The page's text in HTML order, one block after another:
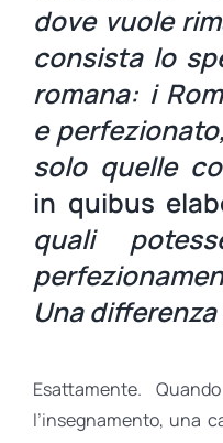
dove vuole
consista lo
romana: i
e
solo quelle
in quibus
quali
Una
Esattamente.
l’insegnamento, una